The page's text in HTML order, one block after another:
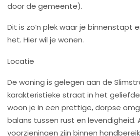
door de gemeente).
Dit is zo’n plek waar je binnenstapt
het. Hier wil je wonen.
Locatie
De woning is gelegen aan de
karakteristieke straat in het geliefde
woon je in een prettige, dorpse
balans tussen rust en levendigheid.
voorzieningen zijn binnen